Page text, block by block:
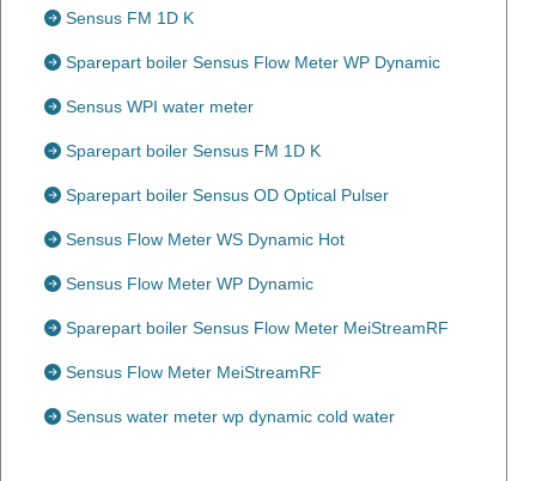
Sensus FM 1D K
Sparepart boiler Sensus Flow Meter WP Dynamic
Sensus WPI water meter
Sparepart boiler Sensus FM 1D K
Sparepart boiler Sensus OD Optical Pulser
Sensus Flow Meter WS Dynamic Hot
Sensus Flow Meter WP Dynamic
Sparepart boiler Sensus Flow Meter MeiStreamRF
Sensus Flow Meter MeiStreamRF
Sensus water meter wp dynamic cold water